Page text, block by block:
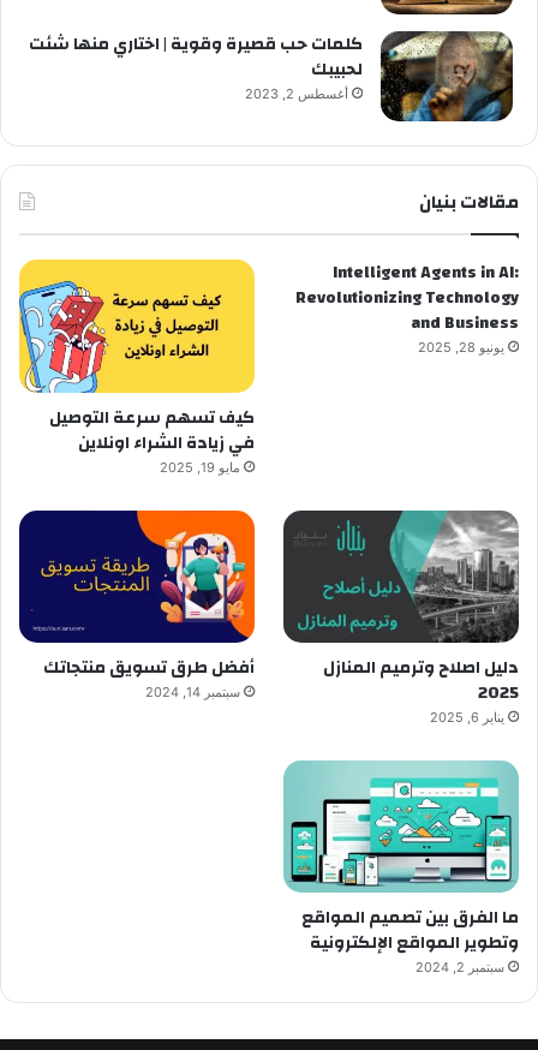
كلمات حب قصيرة وقوية | اختاري منها شئت
لحبيبك
أغسطس 2, 2023
مقالات بنيان
Intelligent Agents in AI:
Revolutionizing Technology
and Business
يونيو 28, 2025
كيف تسهم سرعة التوصيل
في زيادة الشراء اونلاين
مايو 19, 2025
دليل اصلاح وترميم المنازل
2025
يناير 6, 2025
أفضل طرق تسويق منتجاتك
سبتمبر 14, 2024
ما الفرق بين تصميم المواقع
وتطوير المواقع الإلكترونية
سبتمبر 2, 2024